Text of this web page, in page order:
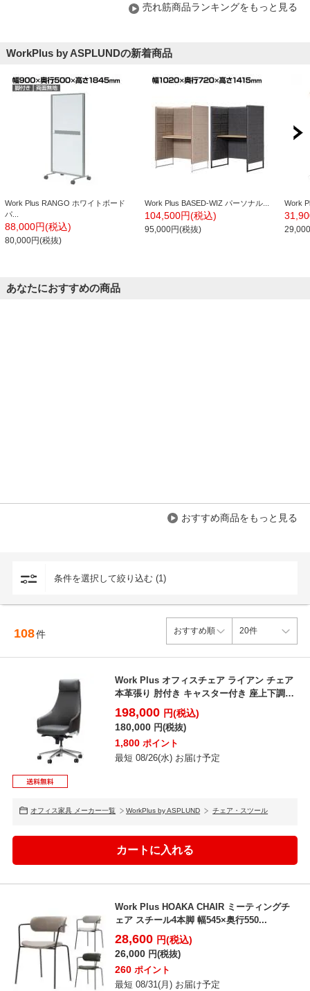
売れ筋商品ランキングをもっと見る
WorkPlus by ASPLUNDの新着商品
Work Plus RANGO ホワイトボード
パ...
88,000円(税込)
80,000円(税抜)
Work Plus BASED-WIZ パーソナル...
104,500円(税込)
95,000円(税抜)
Work
あなたにおすすめの商品
おすすめ商品をもっと見る
条件を選択して絞り込む (1)
108件
Work Plus オフィスチェア ライアン チェア
本革張り 肘付き キャスター付き 座上下調節
...
198,000 円(税込)
180,000 円(税抜)
1,800 ポイント
最短 08/26(水) お届け予定
オフィス家具 メーカー一覧 WorkPlus by ASPLUND チェア・スツール
Work Plus HOAKA CHAIR ミーティングチ
ェア スチール4本脚 幅545×奥行550...
28,600 円(税込)
26,000 円(税抜)
260 ポイント
最短 08/31(月) お届け予定